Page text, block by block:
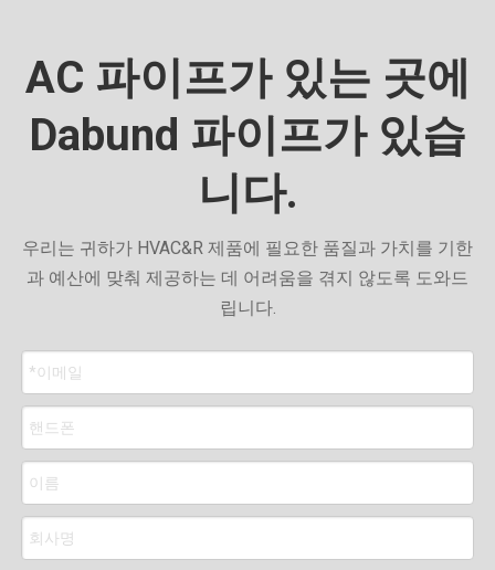
AC 파이프가 있는 곳에
Dabund 파이프가 있습
니다.
우리는 귀하가 HVAC&R 제품에 필요한 품질과 가치를 기한
과 예산에 맞춰 제공하는 데 어려움을 겪지 않도록 도와드
립니다.